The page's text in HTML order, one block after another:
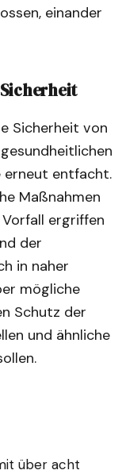
einander
Sicherheit von
erneut entfacht.
Maßnahmen
ergriffen
der
in naher
mögliche
Schutz der
und ähnliche
über acht